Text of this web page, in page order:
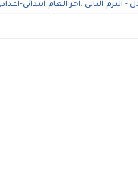
الثانى .اخر العام ابتدائى-